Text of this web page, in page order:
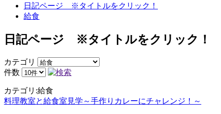
日記ページ ※タイトルをクリック！
給食
日記ページ ※タイトルをクリック！
カテゴリ
件数
カテゴリ:給食
料理教室と給食室見学～手作りカレーにチャレンジ！～